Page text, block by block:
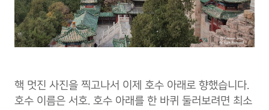
핵 멋진 사진을 찍고나서 이제 호수 아래로 향했습니다.
호수 이름은 서호. 호수 아래를 한 바퀴 둘러보려면 최소